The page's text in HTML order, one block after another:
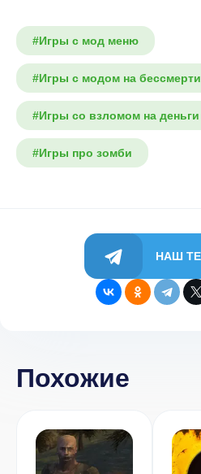
#Игры с мод меню
#Игры с модом на
#Игры со взломом на деньги
#Игры про зомби
НАШ
Похожие